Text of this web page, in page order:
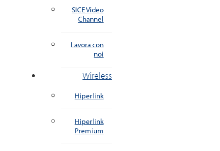
SICE Video
Channel
Lavora con
noi
Wireless
Hiperlink
Hiperlink
Premium